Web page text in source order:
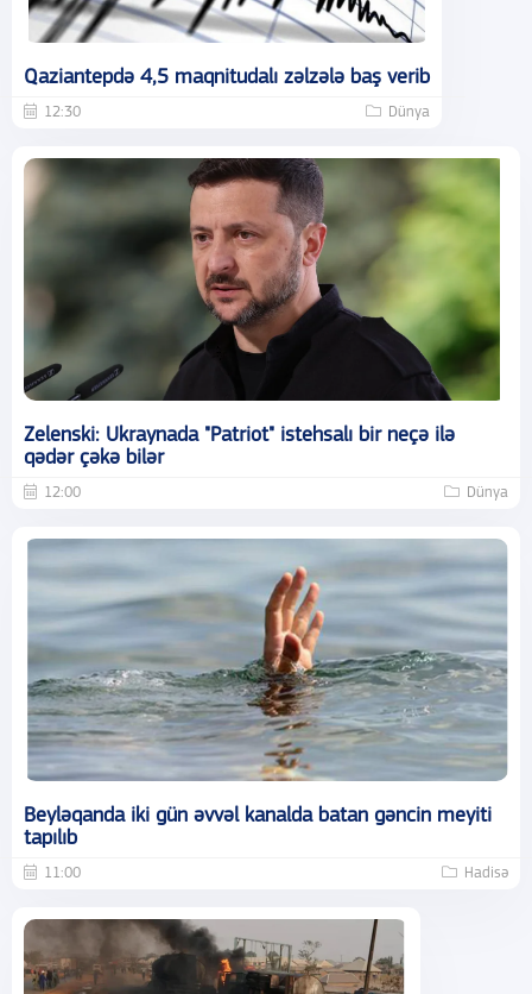
Qaziantepdə 4,5 maqnitudalı zəlzələ baş verib
12:30 Dünya
Zelenski: Ukraynada "Patriot" istehsalı bir neçə ilə
qədər çəkə bilər
12:00 Dünya
Beyləqanda iki gün əvvəl kanalda batan gəncin meyiti
tapılıb
11:00 Hadisə